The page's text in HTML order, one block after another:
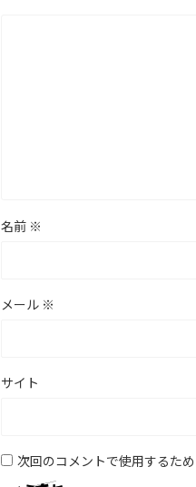
名前 ※
メール ※
サイト
次回のコメントで使用するた